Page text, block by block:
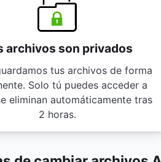
archivos son privados
tus archivos de forma
Solo tú puedes acceder a
eliminan automáticamente tras
2 horas.